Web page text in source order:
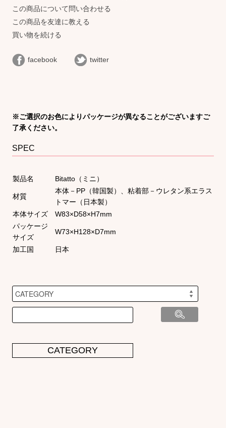
この商品について問い合わせる
この商品を友達に教える
買い物を続ける
facebook twitter
※ご選択のお色によりパッケージが異なることがございますご
了承ください。
SPEC
製品名 Bitatto（ミニ）
材質
本体－PP（韓国製）、粘着部－ウレタン系エラス
トマー（日本製）
本体サイズ
W83×D58×H7mm
パッケージ
サイズ
W73×H128×D7mm
加工国 日本
CATEGORY